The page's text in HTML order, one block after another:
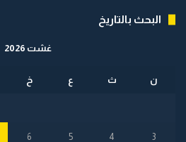
البحث بالتاريخ
غشت 2026
ن ث ع خ
3
4
5
6